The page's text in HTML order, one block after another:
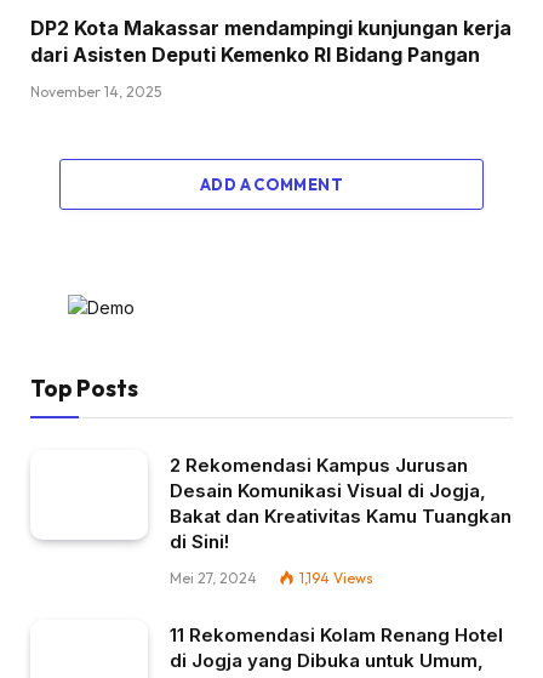
DP2 Kota Makassar mendampingi kunjungan kerja
dari Asisten Deputi Kemenko RI Bidang Pangan
November 14, 2025
ADD A COMMENT
Top Posts
2 Rekomendasi Kampus Jurusan
Desain Komunikasi Visual di Jogja,
Bakat dan Kreativitas Kamu Tuangkan
di Sini!
Mei 27, 2024 1,194 Views
11 Rekomendasi Kolam Renang Hotel
di Jogja yang Dibuka untuk Umum,